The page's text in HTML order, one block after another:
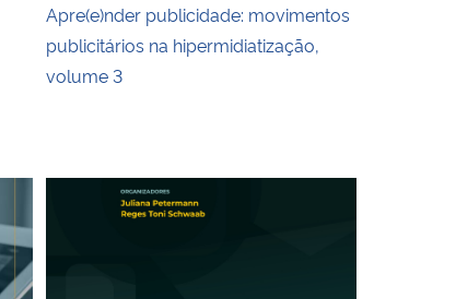
Apre(e)nder publicidade: movimentos
publicitários na hipermidiatização,
volume 3
Capa ebook Mídia, discurso e minorias